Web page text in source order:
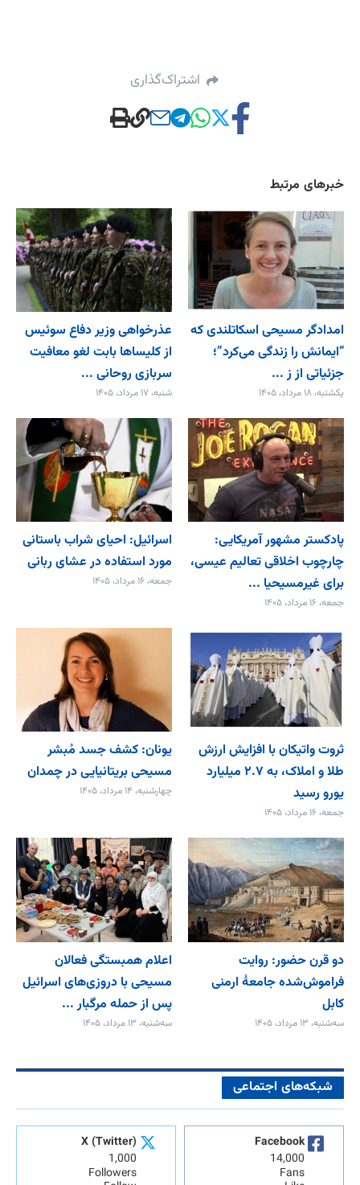
اشتراک‌گذاری
خبرهای مرتبط
امدادگر مسیحی اسکاتلندی که
“ایمانش را زندگی می‌کرد”؛
جزئیاتی از ز ...
یکشنبه، ۱۸ مرداد، ۱۴۰۵
عذرخواهی وزیر دفاع سوئیس
از کلیساها بابت لغو معافیت
سربازی روحانی ...
شنبه، ۱۷ مرداد، ۱۴۰۵
پادکستر مشهور آمریکایی:
چارچوب اخلاقی تعالیم عیسی،
برای غیرمسیحیا ...
جمعه، ۱۶ مرداد، ۱۴۰۵
اسرائیل: احیای شراب باستانی
مورد استفاده در عشای ربانی
جمعه، ۱۶ مرداد، ۱۴۰۵
ثروت واتیکان با افزایش ارزش
طلا و املاک، به ۲.۷ میلیارد
یورو رسید
جمعه، ۱۶ مرداد، ۱۴۰۵
یونان: کشف جسد مُبشر
مسیحی بریتانیایی در چمدان
چهارشنبه، ۱۴ مرداد، ۱۴۰۵
دو قرن حضور: روایت
فراموش‌شده جامعۀ ارمنی
کابل
سه‌شنبه، ۱۳ مرداد، ۱۴۰۵
اعلام همبستگی فعالان
مسیحی با دروزی‌های اسرائیل
پس از حمله مرگبار ...
سه‌شنبه، ۱۳ مرداد، ۱۴۰۵
شبکه‌های اجتماعی
Facebook
14,000
Fans
X (Twitter)
1,000
Followers